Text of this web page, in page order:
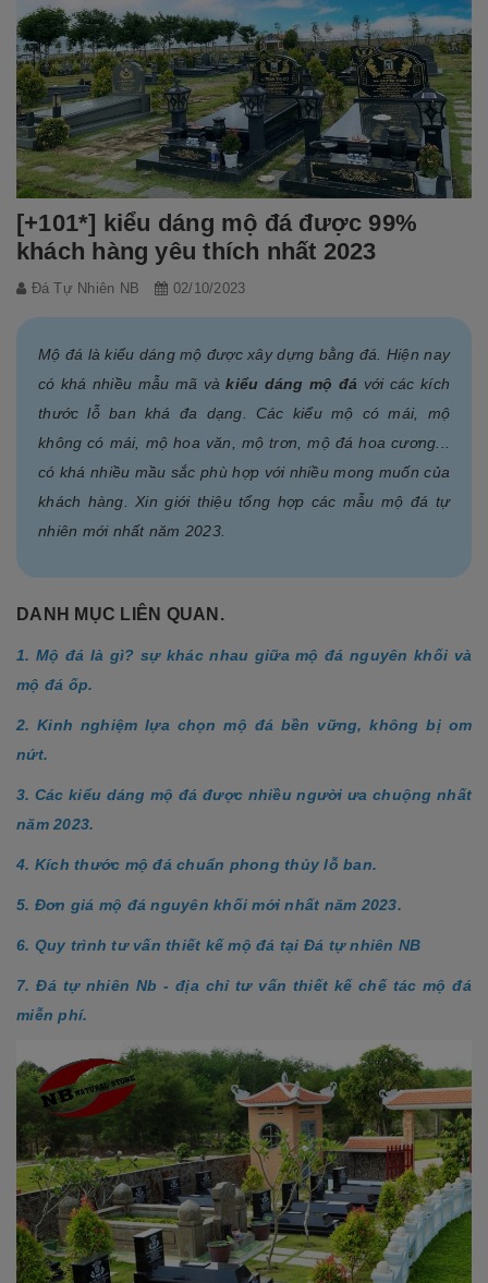
[+101*] kiểu dáng mộ đá được 99%
khách hàng yêu thích nhất 2023
Đá Tự Nhiên NB 02/10/2023
Mộ đá là kiểu dáng mộ được xây dựng bằng đá. Hiện nay
có khá nhiều mẫu mã vàkiểu dáng mộ đá với các kích
thước lỗ ban khá đa dạng. Các kiểu mộ có mái, mộ
không có mái, mộ hoa văn, mộ trơn, mộ đá hoa cương...
có khá nhiều mầu sắc phù hợp với nhiều mong muốn của
khách hàng. Xin giới thiệu tổng hợp các mẫu mộ đá tự
nhiên mới nhất năm 2023.
DANH MỤC LIÊN QUAN.
1. Mộ đá là gì? sự khác nhau giữa mộ đá nguyên khối và
mộ đá ốp.
2. Kinh nghiệm lựa chọn mộ đá bền vững, không bị om
nứt.
3. Các kiểu dáng mộ đá được nhiều người ưa chuộng nhất
năm 2023.
4. Kích thước mộ đá chuẩn phong thủy lỗ ban.
5. Đơn giá mộ đá nguyên khối mới nhất năm 2023.
6. Quy trình tư vấn thiết kế mộ đá tại Đá tự nhiên NB
7. Đá tự nhiên Nb - địa chỉ tư vấn thiết kế chế tác mộ đá
miễn phí.